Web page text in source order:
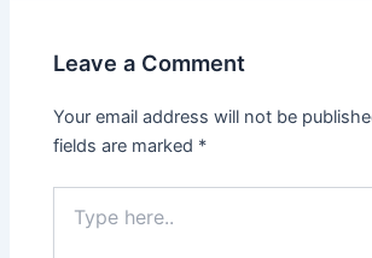
Leave a Comment
Your email address will not be
fields are marked *
here..